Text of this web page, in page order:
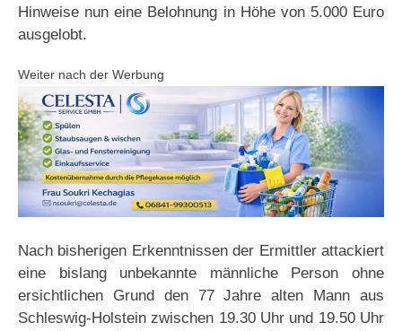
Hinweise nun eine Belohnung in Höhe von 5.000 Euro
ausgelobt.
Weiter nach der Werbung
Nach bisherigen Erkenntnissen der Ermittler attackiert
eine bislang unbekannte männliche Person ohne
ersichtlichen Grund den 77 Jahre alten Mann aus
Schleswig-Holstein zwischen 19.30 Uhr und 19.50 Uhr